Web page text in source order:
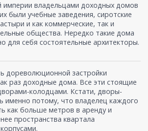
империи владельцами доходных домов
были учебные заведения, сиротские
и как коммерческие, так и
общества. Нередко такие дома
для себя состоятельные архитекторы.
дореволюционной застройки
раз доходные дома. Все эти стоящие
колодцами. Кстати, дворы-
именно потому, что владелец каждого
как больше метров в аренду и
пространства квартала